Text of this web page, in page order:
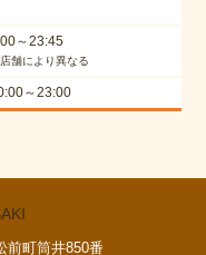
～23:45
舗により異なる
～23:00
町筒井850番